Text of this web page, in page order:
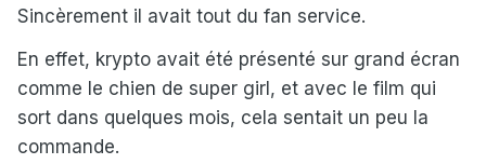
Sincèrement il avait tout du fan service.
En effet, krypto avait été présenté sur grand écran
comme le chien de super girl, et avec le film qui
sort dans quelques mois, cela sentait un peu la
commande.